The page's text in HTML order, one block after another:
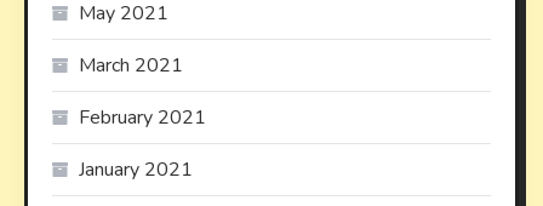
May 2021
March 2021
February 2021
January 2021